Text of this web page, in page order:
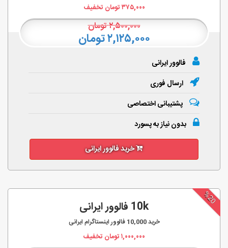
۳۷۵,۰۰۰تومان تخفیف
۲,۵۰۰,۰۰۰تومان
۲,۱۲۵,۰۰۰ تومان
فالوور ایرانی
ارسال فوری
پشتیبانی اختصاصی
بدون نیاز به پسورد
خرید فالوور ایرانی
%20
10k فالوور ایرانی
خرید10,000 فالوور اینستاگرام ایرانی
۱,۰۰۰,۰۰۰تومان تخفیف